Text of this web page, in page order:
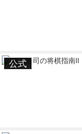
公式